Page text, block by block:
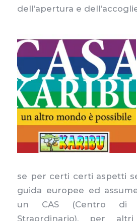
dell’apertura e
se per certi certi aspetti
guida europee ed
un CAS (Centro di
Straordinario), per